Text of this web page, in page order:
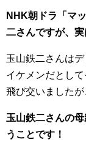
NHK朝ドラ「マ
二さんですが、実
玉山鉄二さんは
イケメンだとし
飛び交いました
玉山鉄二さんの
うことです！